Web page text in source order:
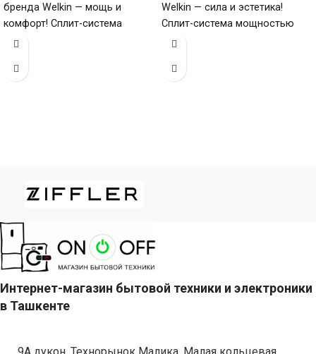
бренда Welkin — мощь и
комфорт! Сплит-система
мощностью 60000 БТЕ для
Welkin — сила и эстетика!
Сплит-система мощностью
60000 БТЕ для помещений до
Интернет-магазин бытовой техники и электроники
в Ташкенте